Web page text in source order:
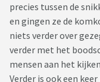
precies tussen de
en gingen ze de
niets verder over
verder met het
mensen aan het
Verder is ook een